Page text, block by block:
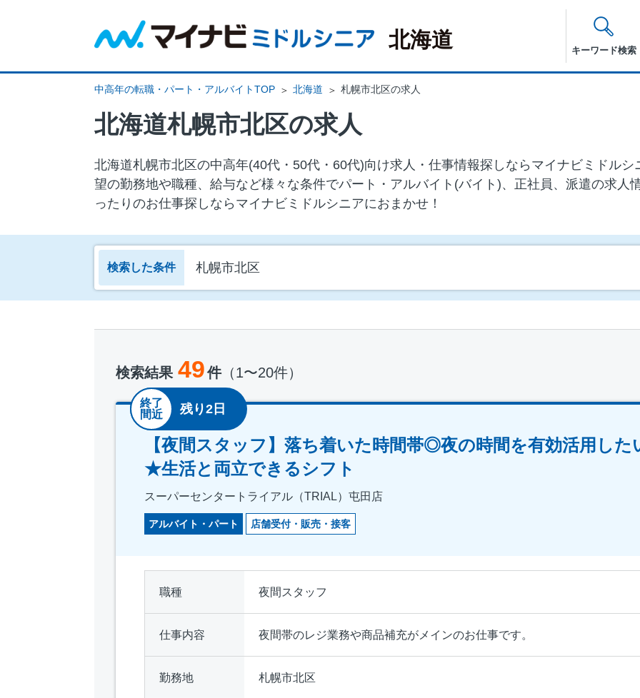
北海道 キーワード検索
中高年の転職・パート・アルバイトTOP 北海道 札幌市北区の求人
北海道札幌市北区の求人
北海道札幌市北区の中⾼年(40代・50代・60代)向け求⼈・仕事情報探しならマイナビミドル
望の勤務地や職種、給与など様々な条件でパート・アルバイト(バイト)、正社員、派遣の求人
ったりのお仕事探しならマイナビミドルシニアにおまかせ！
検索した条件 札幌市北区
検索結果 49件（1〜20件）
終了
間近
残り2日
【夜間スタッフ】落ち着いた時間帯◎夜の時間を有効活用し
★生活と両立できるシフト
スーパーセンタートライアル（TRIAL）屯田店
アルバイト・パート 店舗受付・販売・接客
職種 夜間スタッフ
仕事内容 夜間帯のレジ業務や商品補充がメインのお仕事です。
勤務地 札幌市北区